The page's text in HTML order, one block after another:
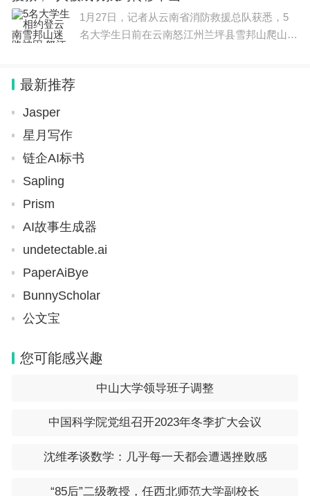
法类型。生词比平时的考试多一些，但是对于英语成
绩好的考生，是可以推理出该词的意思。
其实高考时，这门学科也存在或多或少的套路问题，
的思路，进而做到，不丢分拿。因此这就需要你在考
前复习的时候，使用题海战术，不断的去做题去找感
觉，当然也可以听老师讲的。
高考英语卷子的设计是根据教育部对于英语教学大纲
和考试大纲的要求来制定的，旨在全面考察学生对英
语知识的掌握和应用能力。
高考英语的听力部分主要考察学生的听力理解和答题
技巧，通过听力材料进行多种类型的听力测试。
相关的问题。
完形填空部分考察学生对文章整体意思的理解和对语
篇结构的把握。
任务型阅读部分侧重于学生对文章细节的理解和运用
1月27日，记者从云南省消防救援总队获悉，5
名大学生日前在云南怒江州兰坪县雪邦山爬山时
最新推荐
Jasper
星月写作
链企AI标书
Sapling
Prism
AI故事生成器
undetectable.ai
PaperAiBye
BunnyScholar
公文宝
您可能感兴趣
中山大学领导班子调整
中国科学院党组召开2023年冬季扩大会议
沈维孝谈数学：几乎每一天都会遭遇挫败感
“85后”二级教授，任西北师范大学副校长